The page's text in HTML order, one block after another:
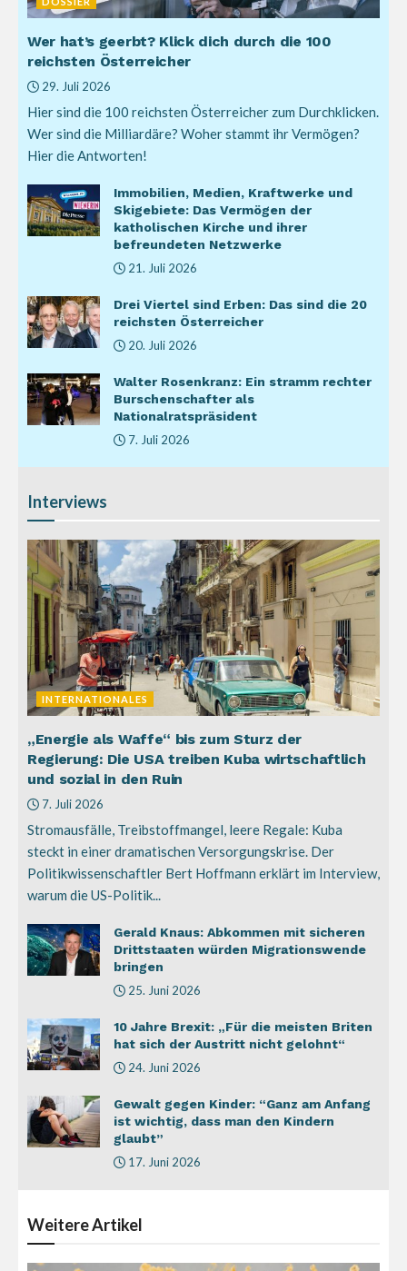
Wer hat’s geerbt? Klick dich durch die 100
reichsten Österreicher
29. Juli 2026
Hier sind die 100 reichsten Österreicher zum Durchklicken.
Wer sind die Milliardäre? Woher stammt ihr Vermögen?
Hier die Antworten!
Immobilien, Medien, Kraftwerke und
Skigebiete: Das Vermögen der
katholischen Kirche und ihrer
befreundeten Netzwerke
21. Juli 2026
Drei Viertel sind Erben: Das sind die 20
reichsten Österreicher
20. Juli 2026
Walter Rosenkranz: Ein stramm rechter
Burschenschafter als
Nationalratspräsident
7. Juli 2026
Interviews
INTERNATIONALES
„Energie als Waffe“ bis zum Sturz der
Regierung: Die USA treiben Kuba wirtschaftlich
und sozial in den Ruin
7. Juli 2026
Stromausfälle, Treibstoffmangel, leere Regale: Kuba
steckt in einer dramatischen Versorgungskrise. Der
Politikwissenschaftler Bert Hoffmann erklärt im Interview,
warum die US-Politik...
Gerald Knaus: Abkommen mit sicheren
Drittstaaten würden Migrationswende
bringen
25. Juni 2026
10 Jahre Brexit: „Für die meisten Briten
hat sich der Austritt nicht gelohnt“
24. Juni 2026
Gewalt gegen Kinder: “Ganz am Anfang
ist wichtig, dass man den Kindern
glaubt”
17. Juni 2026
WeitereArtikel